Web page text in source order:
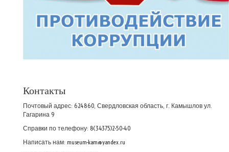
Контакты
Почтовый адрес: 624860, Свердловская область, г. Камышлов ул.
Гагарина 9
Справки по телефону: 8(34375)2-50-40
Написать нам: museum-kam@yandex.ru